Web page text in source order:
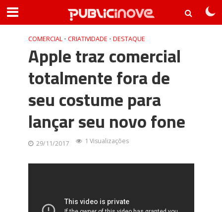
COMERCIAL • CRIATIVIDADE • DESTAQUE
Apple traz comercial
totalmente fora de
seu costume para
lançar seu novo fone
29/11/2017 1 Visualizações